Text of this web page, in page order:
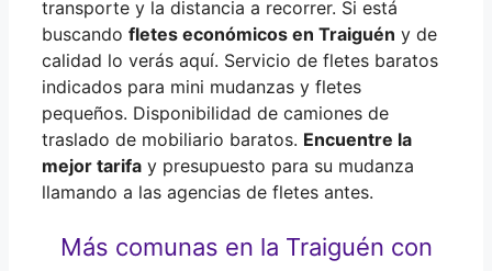
transporte y la distancia a recorrer. Si está
buscando fletes económicos en Traiguén y de
calidad lo verás aquí. Servicio de fletes baratos
indicados para mini mudanzas y fletes
pequeños. Disponibilidad de camiones de
traslado de mobiliario baratos. Encuentre la
mejor tarifa y presupuesto para su mudanza
llamando a las agencias de fletes antes.
Más comunas en la Traiguén con